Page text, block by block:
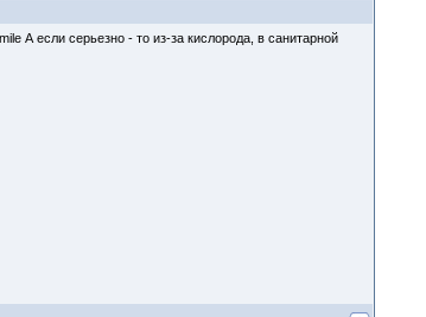
А если серьезно - то из-за кислорода, в санитарной